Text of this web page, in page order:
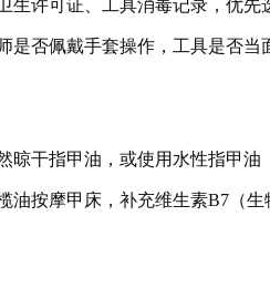
生许可证、工具消毒记录，优先
是否佩戴手套操作，工具是否当
晾干指甲油，或使用水性指甲油
油按摩甲床，补充维生素B7（